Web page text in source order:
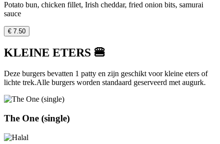
Potato bun, chicken fillet, Irish cheddar, fried onion bits, samurai
sauce
€ 7.50
KLEINE ETERS 🍔
Deze burgers bevatten 1 patty en zijn geschikt voor kleine eters of
lichte trek.Alle burgers worden standaard geserveerd met augurk.
The One (single)